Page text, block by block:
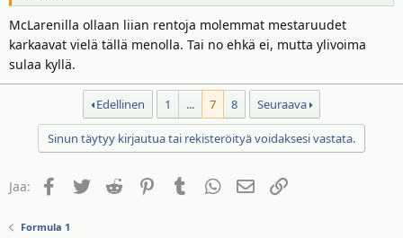
McLarenilla ollaan liian rentoja molemmat mestaruudet
karkaavat vielä tällä menolla. Tai no ehkä ei, mutta ylivoima
sulaa kyllä.
Edellinen 1 ... 7 8 Seuraava
Sinun täytyy kirjautua tai rekisteröityä voidaksesi vastata.
Jaa: Facebook
TwitterReddit PinterestTumblrWhatsAppSähköposti
Linkki
Formula 1